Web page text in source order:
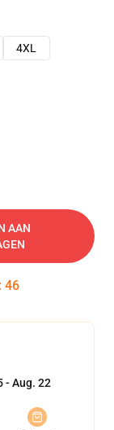
4XL
AAN
: 45
- Aug. 22